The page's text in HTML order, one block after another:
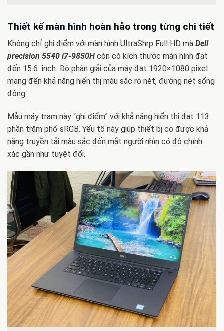
Thiết kế màn hình hoàn hảo trong từng chi tiết
Không chỉ ghi điểm với màn hình UltraShrp Full HD mà Dell
precision 5540 i7-9850H còn có kích thước màn hình đạt
đến 15.6 inch. Độ phân giải của máy đạt 1920×1080 pixel
mang đến khả năng hiển thị màu sắc rõ nét, đường nét sống
động.
Mẫu máy trạm này “ghi điểm” với khả năng hiển thị đạt 113
phần trăm phổ sRGB. Yếu tố này giúp thiết bị có được khả
năng truyền tải màu sắc đến mắt người nhìn có độ chính
xác gần như tuyệt đối.